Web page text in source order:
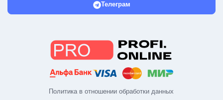
Политика в отношении обработки данных
Телеграм